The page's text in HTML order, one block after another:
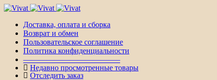
Доставка, оплата и сборка
Возврат и обмен
Пользовательское соглашение
Политика конфиденциальности
————————————–
Недавно просмотренные товары
Отследить заказ